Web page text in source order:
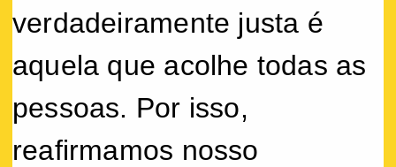
verdadeiramente justa é
aquela que acolhe todas as
pessoas. Por isso,
reafirmamos nosso